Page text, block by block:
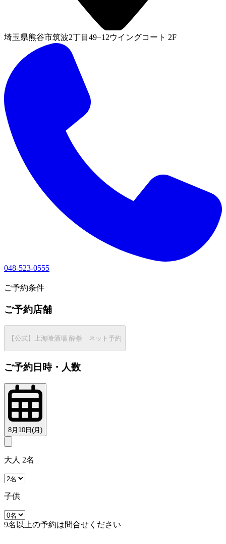
埼玉県熊谷市筑波2丁目49−12ウイングコート 2F
048-523-0555
ご予約条件
ご予約店舗
【公式】上海喰酒場 酔拳 ネット予約
ご予約日時・人数
8月10日(月)
大人 2名
子供
9名以上の予約は問合せください